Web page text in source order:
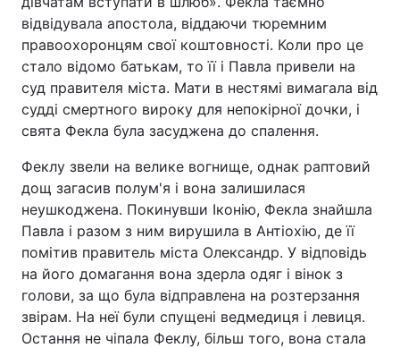
Інциденти
Здоров'я Туризм
Цікавинки Погода
Лонгріди
Відео з Youtube Статті
Архів Вакансії
відвідувала апостола, віддаючи тюремним
правоохоронцям свої коштовності. Коли про це
стало відомо батькам, то її і Павла привели на
суд правителя міста. Мати в нестямі вимагала від
судді смертного вироку для непокірної дочки, і
свята Фекла була засуджена до спалення.
Феклу звели на велике вогнище, однак раптовий
дощ загасив полум'я і вона залишилася
неушкоджена. Покинувши Іконію, Фекла знайшла
Павла і разом з ним вирушила в Антіохію, де її
помітив правитель міста Олександр. У відповідь
на його домагання вона здерла одяг і вінок з
голови, за що була відправлена на розтерзання
звірам. На неї були спущені ведмедиця і левиця.
Остання не чіпала Феклу, більш того, вона стала